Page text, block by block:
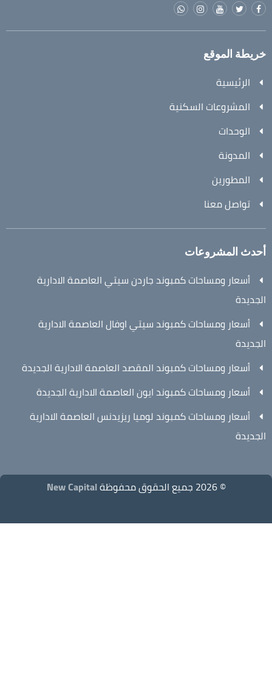
خريطة الموقع
الرئيسية
المشروعات السكنية
الوحدات
المدونة
المطورين
تواصل معنا
أحدث المشروعات
أسعار ومساحات كمبوند جاردن سيتي العاصمة الادارية
الجديدة
أسعار ومساحات كمبوند سيتي اوفال العاصمة الادارية
الجديدة
أسعار ومساحات كمبوند المقصد العاصمة الادارية الجديدة
أسعار ومساحات كمبوند ايون العاصمة الادارية الجديدة
أسعار ومساحات كمبوند لوميا ريزيدنس العاصمة الادارية
الجديدة
© 2026 جميع الحقوق محفوظة New Capital